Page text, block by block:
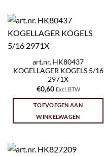
art.nr. HK80437
KOGELLAGER KOGELS 5/16
2971X
€0,60 Excl. BTW
TOEVOEGEN AAN
WINKELWAGEN